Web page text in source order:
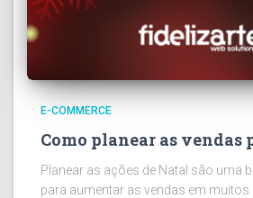
E-COMMERCE
Como planear as vendas
Planear as ações de Natal são uma
para aumentar as vendas em muitos